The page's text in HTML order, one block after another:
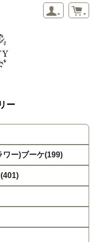
ー
ワー)ブーケ(199)